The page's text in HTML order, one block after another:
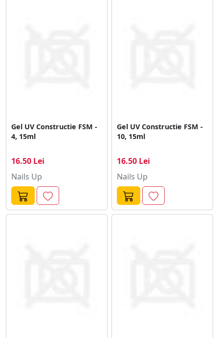
Gel UV Constructie FSM -
4, 15ml
16.50 Lei
Nails Up
Gel UV Constructie FSM -
10, 15ml
16.50 Lei
Nails Up